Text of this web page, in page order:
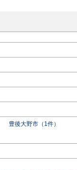
豊後大野市（1件）